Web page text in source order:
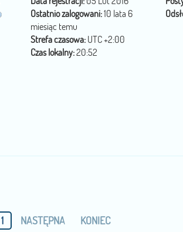
Ostatnio zalogowani:10 lata 6
miesiąc temu
Strefa czasowa: UTC +2:00
Czas lokalny:20:52
1 NASTĘPNA KONIEC